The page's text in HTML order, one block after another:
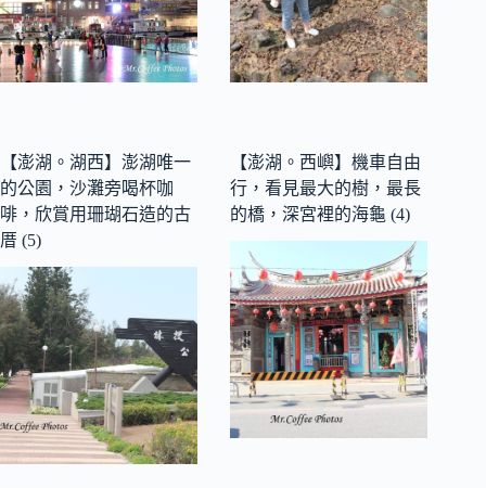
【澎湖。湖西】澎湖唯一
的公園，沙灘旁喝杯咖
啡，欣賞用珊瑚石造的古
厝 (5)
【澎湖。西嶼】機車自由
行，看見最大的樹，最長
的橋，深宮裡的海龜 (4)